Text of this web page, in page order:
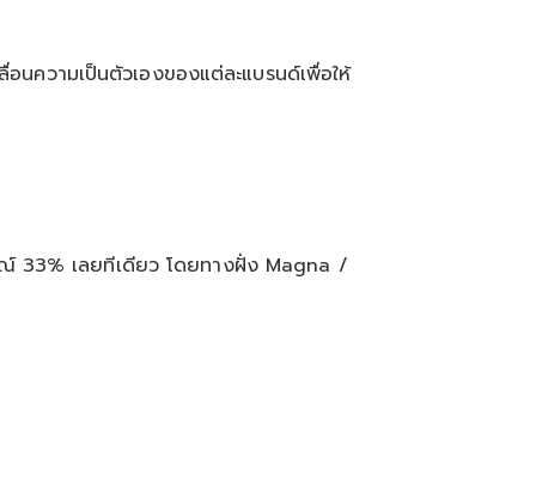
ความเป็นตัวเองของแต่ละแบรนด์เพื่อให้
33% เลยทีเดียว โดยทางฝั่ง Magna /